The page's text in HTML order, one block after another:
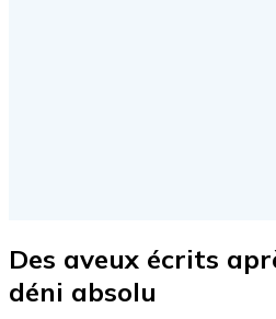
Des aveux écrits
déni absolu